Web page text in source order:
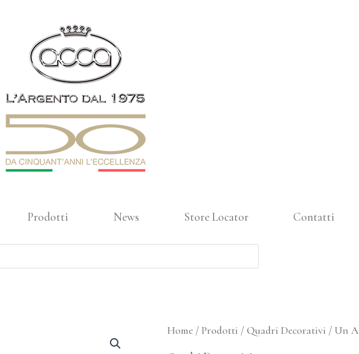
Prodotti News Store Locator Contatti
Home /Prodotti / Quadri Decorativi / Un
Un